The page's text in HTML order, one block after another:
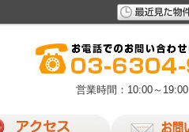
営業時間：10:00～19:00